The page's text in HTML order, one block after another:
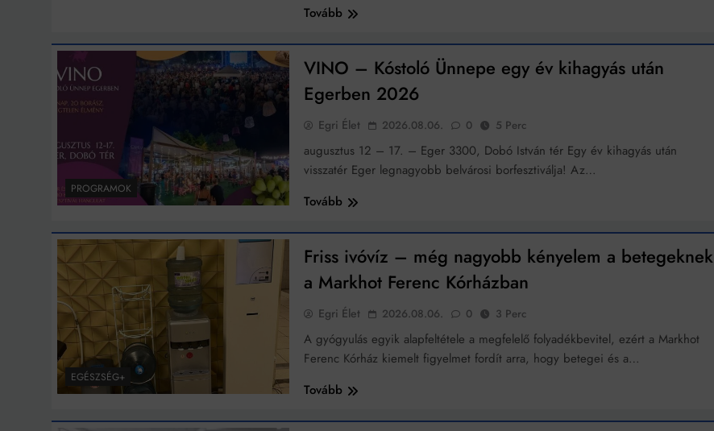
Tovább
PROGRAMOK
VINO – Kóstoló Ünnepe egy év kihagyás után
Egerben 2026
Egri Élet 2026.08.06. 0 5 Perc
augusztus 12 – 17. – Eger 3300, Dobó István tér Egy év kihagyás után
visszatér Eger legnagyobb belvárosi borfesztiválja! Az…
Tovább
EGÉSZSÉG+
Friss ivóvíz – még nagyobb kényelem a betegeknek
a Markhot Ferenc Kórházban
Egri Élet 2026.08.06. 0 3 Perc
A gyógyulás egyik alapfeltétele a megfelelő folyadékbevitel, ezért a Markhot
Ferenc Kórház kiemelt figyelmet fordít arra, hogy betegei és a…
Tovább